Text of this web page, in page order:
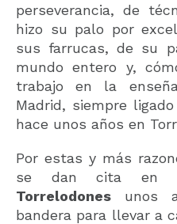
perseverancia, de
hizo su palo por
sus farrucas, de su
mundo entero y,
trabajo en la
Madrid, siempre
hace unos años en
Por estas y más
se dan cita
Torrelodones unos
bandera para llevar a